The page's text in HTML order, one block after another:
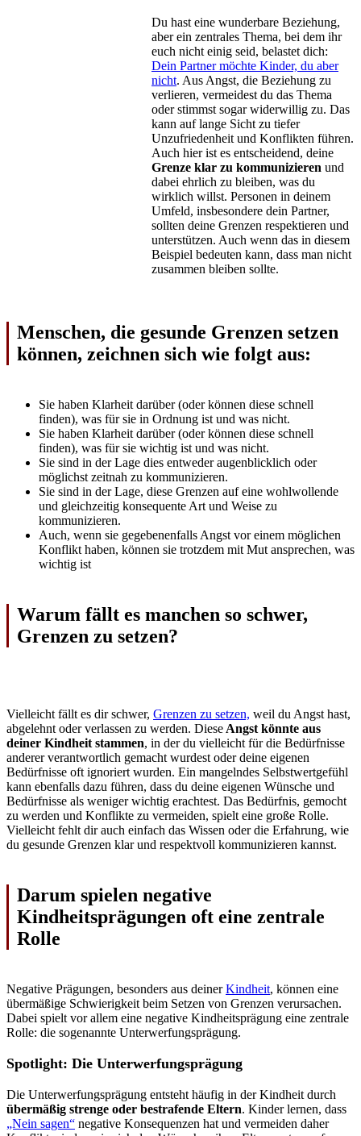
Du hast eine wunderbare Beziehung,
aber ein zentrales Thema, bei dem ihr
euch nicht einig seid, belastet dich:
Dein Partner möchte Kinder, du aber
nicht. Aus Angst, die Beziehung zu
verlieren, vermeidest du das Thema
oder stimmst sogar widerwillig zu. Das
kann auf lange Sicht zu tiefer
Unzufriedenheit und Konflikten führen.
Auch hier ist es entscheidend, deine
Grenze klar zu kommunizieren und
dabei ehrlich zu bleiben, was du
wirklich willst. Personen in deinem
Umfeld, insbesondere dein Partner,
sollten deine Grenzen respektieren und
unterstützen. Auch wenn das in diesem
Beispiel bedeuten kann, dass man nicht
zusammen bleiben sollte.
Menschen, die gesunde Grenzen setzen
können, zeichnen sich wie folgt aus:
Sie haben Klarheit darüber (oder können diese schnell
finden), was für sie in Ordnung ist und was nicht.
Sie haben Klarheit darüber (oder können diese schnell
finden), was für sie wichtig ist und was nicht.
Sie sind in der Lage dies entweder augenblicklich oder
möglichst zeitnah zu kommunizieren.
Sie sind in der Lage, diese Grenzen auf eine wohlwollende
und gleichzeitig konsequente Art und Weise zu
kommunizieren.
Auch, wenn sie gegebenenfalls Angst vor einem möglichen
Konflikt haben, können sie trotzdem mit Mut ansprechen, was
wichtig ist
Warum fällt es manchen so schwer,
Grenzen zu setzen?
Vielleicht fällt es dir schwer, Grenzen zu setzen, weil du Angst hast,
abgelehnt oder verlassen zu werden. Diese Angst könnte aus
deiner Kindheit stammen, in der du vielleicht für die Bedürfnisse
anderer verantwortlich gemacht wurdest oder deine eigenen
Bedürfnisse oft ignoriert wurden. Ein mangelndes Selbstwertgefühl
kann ebenfalls dazu führen, dass du deine eigenen Wünsche und
Bedürfnisse als weniger wichtig erachtest. Das Bedürfnis, gemocht
zu werden und Konflikte zu vermeiden, spielt eine große Rolle.
Vielleicht fehlt dir auch einfach das Wissen oder die Erfahrung, wie
du gesunde Grenzen klar und respektvoll kommunizieren kannst.
Darum spielen negative
Kindheitsprägungen oft eine zentrale
Rolle
Negative Prägungen, besonders aus deinerKindheit, können eine
übermäßige Schwierigkeit beim Setzen von Grenzen verursachen.
Dabei spielt vor allem eine negative Kindheitsprägung eine zentrale
Rolle: die sogenannte Unterwerfungsprägung.
Spotlight: Die Unterwerfungsprägung
Die Unterwerfungsprägung entsteht häufig in der Kindheit durch
übermäßig strenge oder bestrafende Eltern. Kinder lernen, dass
„Nein sagen“ negative Konsequenzen hat und vermeiden daher